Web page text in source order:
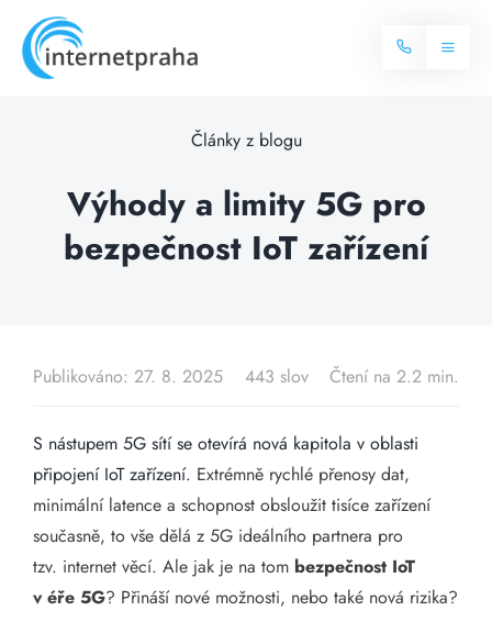
content
Toggle
Balíčky internetu
Televize
Blog
Kontakt
Články z blogu
Výhody a limity 5G pro
bezpečnost IoT zařízení
Publikováno: 27. 8. 2025 443 slov Čtení na 2.2 min.
S nástupem 5G sítí se otevírá nová kapitola v oblasti
připojení IoT zařízení. Extrémně rychlé přenosy dat,
minimální latence a schopnost obsloužit tisíce zařízení
současně, to vše dělá z 5G ideálního partnera pro
tzv. internet věcí. Ale jak je na tom bezpečnost IoT
v éře 5G? Přináší nové možnosti, nebo také nová rizika?